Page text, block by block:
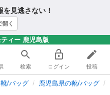
見逃さない！
開く
ィー 鹿児島版
検索 ログイン 投稿
靴/バッグ 鹿児島県の靴/バッグ